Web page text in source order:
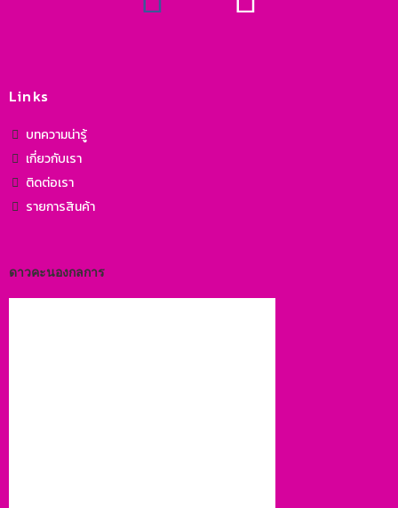
Links
บทความน่ารู้
เกี่ยวกับเรา
ติดต่อเรา
รายการสินค้า
ดาวคะนองกลการ